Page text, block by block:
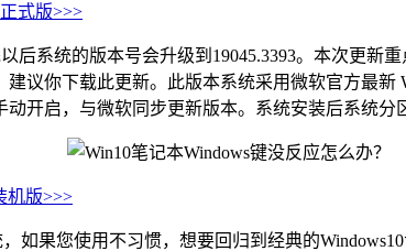
式版>>>
系统的版本号会升级到19045.3393。本次更新
你下载此更新。此版本系统采用微软官方最新
开启，与微软同步更新版本。系统安装后系统分
机版>>>
果您使用不习惯，想要回归到经典的